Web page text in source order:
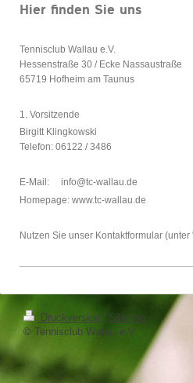
Hier finden Sie uns
Tennisclub Wallau e.V.
Hessenstraße 30 / Ecke Nassaustraße
65719 Hofheim am Taunus
1. Vorsitzende
Birgitt Klingkowski
Telefon: 06122 / 3486
E-Mail: info@tc-wallau.de
Homepage: www.tc-wallau.de
Nutzen Sie unser Kontaktformular
Druckversion | Sitemap
© Tennisclub Wallau e.V.